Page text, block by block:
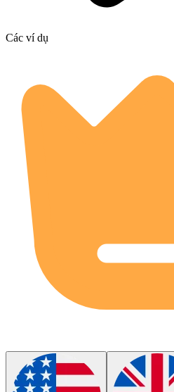
Các ví dụ